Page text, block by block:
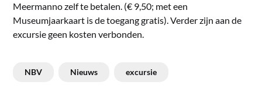
Meermanno zelf te betalen. (€ 9,50; met een
Museumjaarkaart is de toegang gratis). Verder zijn aan de
excursie geen kosten verbonden.
NBV Nieuws excursie